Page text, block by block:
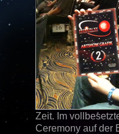
Zeit. Im
Ceremony auf der